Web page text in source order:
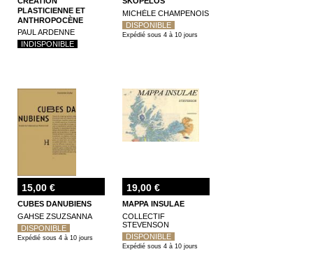
PLASTICIENNE ET
ANTHROPOCÈNE
PAUL ARDENNE
INDISPONIBLE
MICHÈLE CHAMPENOIS
DISPONIBLE
Expédié sous 4 à 10 jours
15,00 €
CUBES DANUBIENS
GAHSE ZSUZSANNA
DISPONIBLE
Expédié sous 4 à 10 jours
19,00 €
MAPPA INSULAE
COLLECTIF
STEVENSON
DISPONIBLE
Expédié sous 4 à 10 jours